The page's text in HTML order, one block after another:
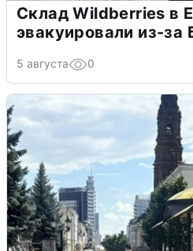
Склад Wildberries в
эвакуировали из-за
5 августа 0